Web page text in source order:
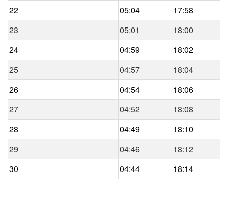
22
05:04
17:58
23
05:01
18:00
24
04:59
18:02
25
04:57
18:04
26
04:54
18:06
27
04:52
18:08
28
04:49
18:10
29
04:46
18:12
30
04:44 18:14